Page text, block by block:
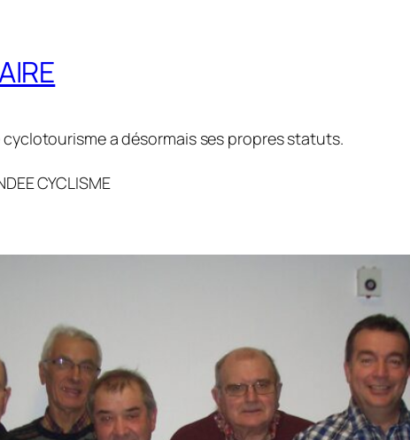
cyclotourisme a désormais ses propres statuts.
CYCLISME